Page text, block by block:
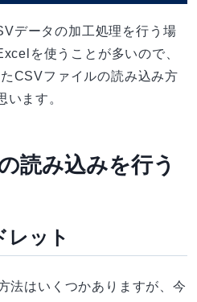
データの加工処理を行う場
を使うことが多いので、
CSVファイルの読み込み方
います。
読み込みを行う
レット
法はいくつかありますが、今